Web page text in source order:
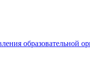
образовательной